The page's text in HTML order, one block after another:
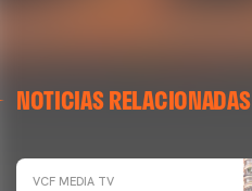
NOTICIAS RELACIONADAS
VCF MEDIA TV